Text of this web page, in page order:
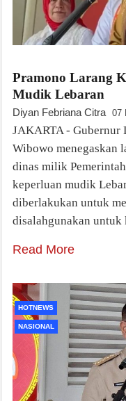
Pramono Larang
Mudik Lebaran
Diyan Febriana Citra 07
JAKARTA - Gubernur
Wibowo menegaskan
dinas milik
keperluan mudik
diberlakukan untuk
disalahgunakan
Read More
HOTNEWS
NASIONAL